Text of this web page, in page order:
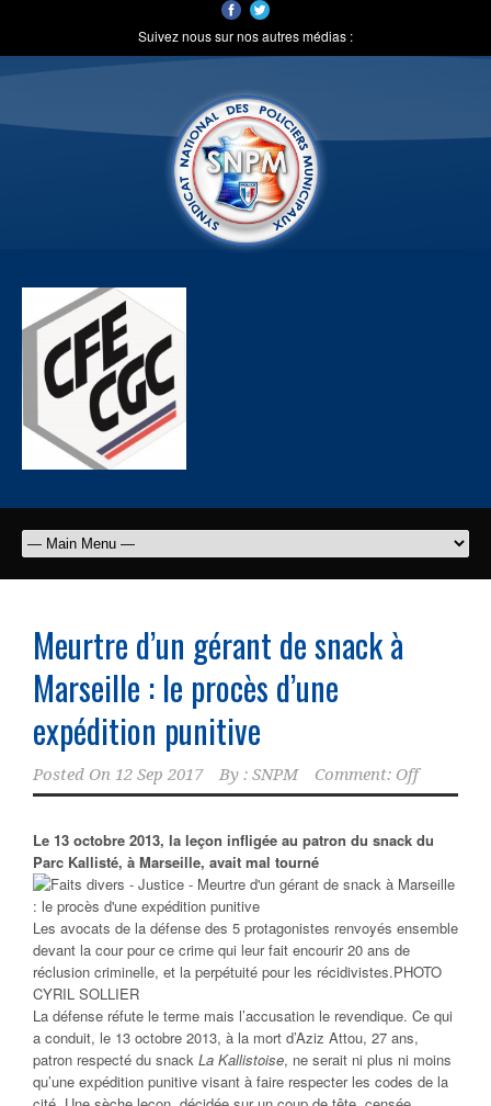
Suivez nous sur nos autres médias :
Meurtre d’un gérant de snack à
Marseille : le procès d’une
expédition punitive
Posted On 12 Sep 2017 By : SNPM Comment: Off
Le 13 octobre 2013, la leçon infligée au patron du snack du
Parc Kallisté, à Marseille, avait mal tourné
Les avocats de la défense des 5 protagonistes renvoyés ensemble
devant la cour pour ce crime qui leur fait encourir 20 ans de
réclusion criminelle, et la perpétuité pour les récidivistes.PHOTO
CYRIL SOLLIER
La défense réfute le terme mais l’accusation le revendique. Ce qui
a conduit, le 13 octobre 2013, à la mort d’Aziz Attou, 27 ans,
patron respecté du snack La Kallistoise, ne serait ni plus ni moins
qu’une expédition punitive visant à faire respecter les codes de la